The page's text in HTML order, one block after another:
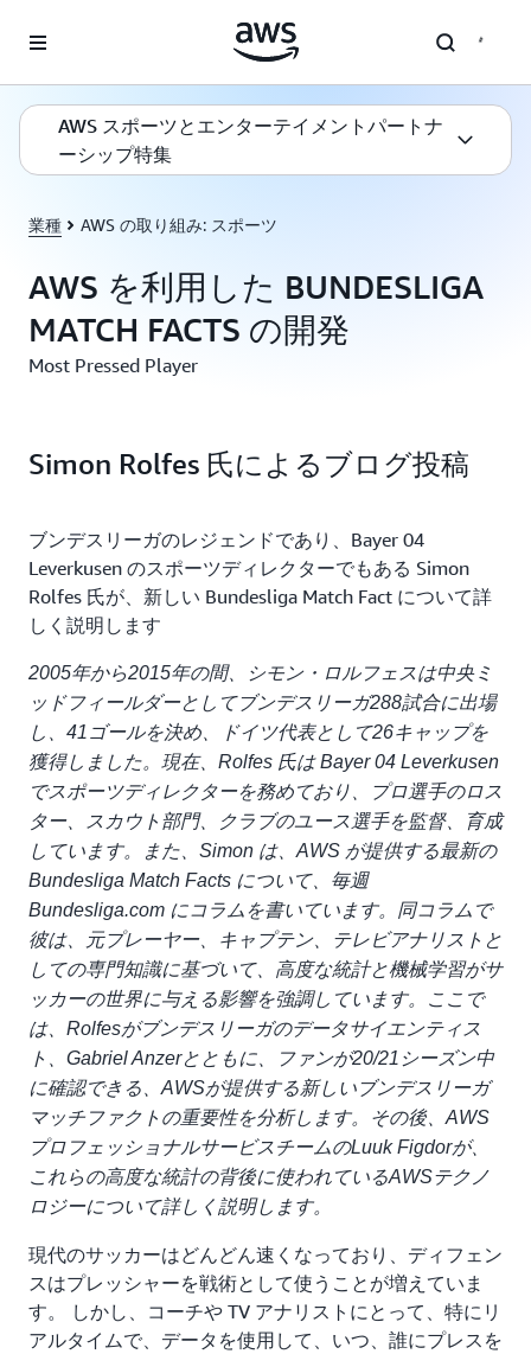
AWS スポーツとエンターテイメントパートナ
ーシップ特集
業種 AWS の取り組み: スポーツ
AWS を利用した BUNDESLIGA
MATCH FACTS の開発
Most Pressed Player
Simon Rolfes 氏によるブログ投稿
ブンデスリーガのレジェンドであり、Bayer 04
Leverkusen のスポーツディレクターでもある Simon
Rolfes 氏が、新しい Bundesliga Match Fact について詳
しく説明します
2005年から2015年の間、シモン・ロルフェスは中央ミ
ッドフィールダーとしてブンデスリーガ288試合に出場
し、41ゴールを決め、ドイツ代表として26キャップを
獲得しました。現在、Rolfes 氏は Bayer 04 Leverkusen
でスポーツディレクターを務めており、プロ選手のロス
ター、スカウト部門、クラブのユース選手を監督、育成
しています。また、Simon は、AWS が提供する最新の
Bundesliga Match Facts について、毎週
Bundesliga.com にコラムを書いています。同コラムで
彼は、元プレーヤー、キャプテン、テレビアナリストと
しての専門知識に基づいて、高度な統計と機械学習がサ
ッカーの世界に与える影響を強調しています。ここで
は、Rolfesがブンデスリーガのデータサイエンティス
ト、Gabriel Anzerとともに、ファンが20/21シーズン中
に確認できる、AWSが提供する新しいブンデスリーガ
マッチファクトの重要性を分析します。その後、AWS
プロフェッショナルサービスチームのLuuk Figdorが、
これらの高度な統計の背後に使われているAWSテクノ
ロジーについて詳しく説明します。
現代のサッカーはどんどん速くなっており、ディフェン
スはプレッシャーを戦術として使うことが増えていま
す。 しかし、コーチや TV アナリストにとって、特にリ
アルタイムで、データを使用して、いつ、誰にプレスを